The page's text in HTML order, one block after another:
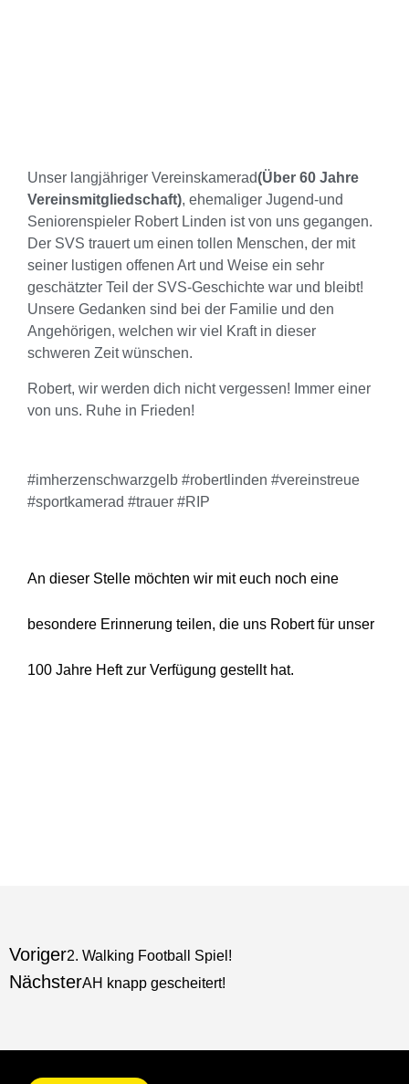
Unser langjähriger Vereinskamerad(Über 60 Jahre
Vereinsmitgliedschaft), ehemaliger Jugend-und
Seniorenspieler Robert Linden ist von uns gegangen.
Der SVS trauert um einen tollen Menschen, der mit
seiner lustigen offenen Art und Weise ein sehr
geschätzter Teil der SVS-Geschichte war und bleibt!
Unsere Gedanken sind bei der Familie und den
Angehörigen, welchen wir viel Kraft in dieser
schweren Zeit wünschen.
Robert, wir werden dich nicht vergessen! Immer einer
von uns. Ruhe in Frieden!
#imherzenschwarzgelb #robertlinden #vereinstreue
#sportkamerad #trauer #RIP
An dieser Stelle möchten wir mit euch noch eine
besondere Erinnerung teilen, die uns Robert für unser
100 Jahre Heft zur Verfügung gestellt hat.
Voriger2. Walking Football Spiel!
NächsterAH knapp gescheitert!